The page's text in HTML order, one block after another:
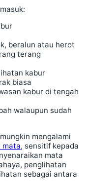
beralun atau herot
terang
kabur
biasa
kabur di tengah
walaupun sudah
mengalami
mata, sensitif kepada
mata
penglihatan
sebagai antara